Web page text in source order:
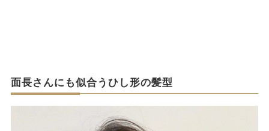
面長さんにも似合うひし形の髪型